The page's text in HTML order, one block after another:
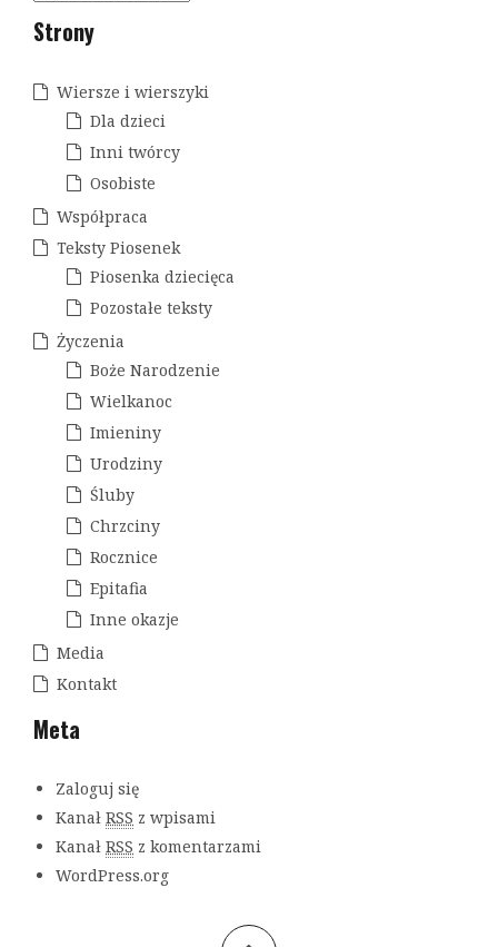
c
i
Strony
Wiersze i wierszyki
Dla dzieci
Inni twórcy
Osobiste
Współpraca
Teksty Piosenek
Piosenka dziecięca
Pozostałe teksty
Życzenia
Boże Narodzenie
Wielkanoc
Imieniny
Urodziny
Śluby
Chrzciny
Rocznice
Epitafia
Inne okazje
Media
Kontakt
Meta
Zaloguj się
Kanał RSS z wpisami
Kanał RSS z komentarzami
WordPress.org